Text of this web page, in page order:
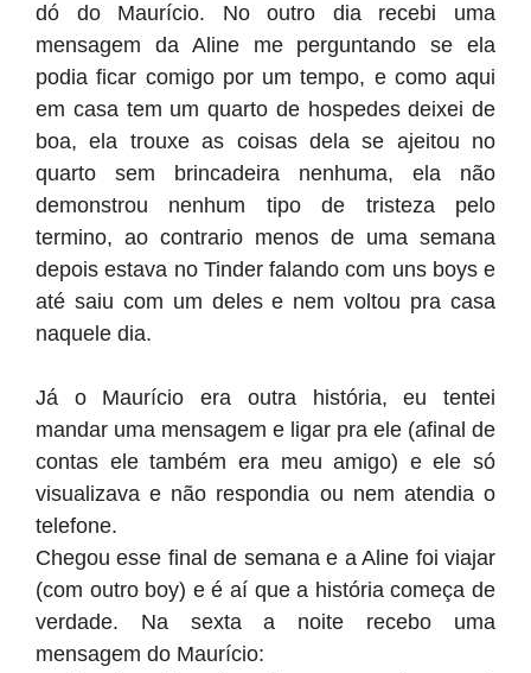
dó do Maurício. No outro dia recebi uma
mensagem da Aline me perguntando se ela
podia ficar comigo por um tempo, e como aqui
em casa tem um quarto de hospedes deixei de
boa, ela trouxe as coisas dela se ajeitou no
quarto sem brincadeira nenhuma, ela não
demonstrou nenhum tipo de tristeza pelo
termino, ao contrario menos de uma semana
depois estava no Tinder falando com uns boys e
até saiu com um deles e nem voltou pra casa
naquele dia.
Já o Maurício era outra história, eu tentei
mandar uma mensagem e ligar pra ele (afinal de
contas ele também era meu amigo) e ele só
visualizava e não respondia ou nem atendia o
telefone.
Chegou esse final de semana e a Aline foi viajar
(com outro boy) e é aí que a história começa de
verdade. Na sexta a noite recebo uma
mensagem do Maurício: